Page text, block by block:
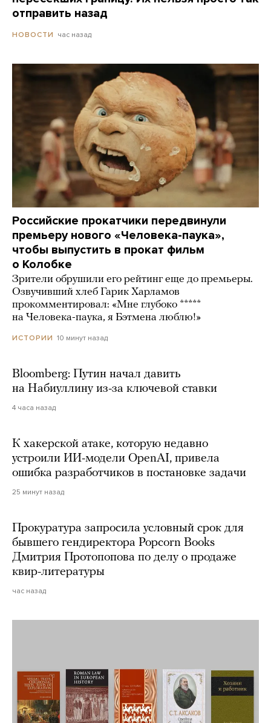
отправить назад
НОВОСТИ час назад
Российские прокатчики передвинули
премьеру нового «Человека-паука»,
чтобы выпустить в прокат фильм
о Колобке
Зрители обрушили его рейтинг еще до премьеры.
Озвучивший хлеб Гарик Харламов
прокомментировал: «Мне глубоко *****
на Человека-паука, я Бэтмена люблю!»
ИСТОРИИ 10 минут назад
Bloomberg: Путин начал давить
на Набиуллину из-за ключевой ставки
4 часа назад
К хакерской атаке, которую недавно
устроили ИИ-модели OpenAI, привела
ошибка разработчиков в постановке задачи
25 минут назад
Прокуратура запросила условный срок для
бывшего гендиректора Popcorn Books
Дмитрия Протопопова по делу о продаже
квир-литературы
час назад